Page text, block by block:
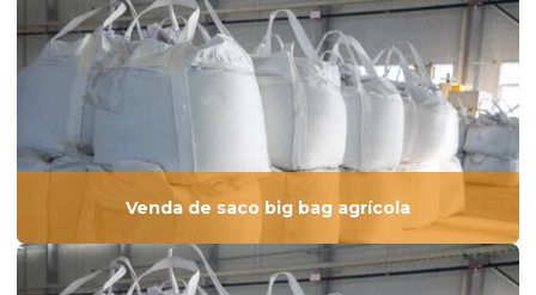
Venda de saco big bag agrícola